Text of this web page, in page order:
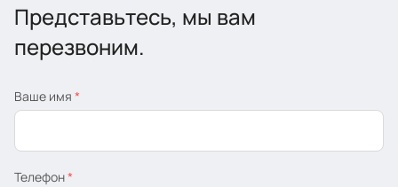
Представьтесь, мы вам
перезвоним.
Ваше имя *
Телефон*